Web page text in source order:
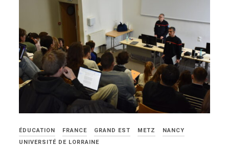
ÉDUCATION FRANCE GRAND EST METZ
NANCY
UNIVERSITÉ DE LORRAINE